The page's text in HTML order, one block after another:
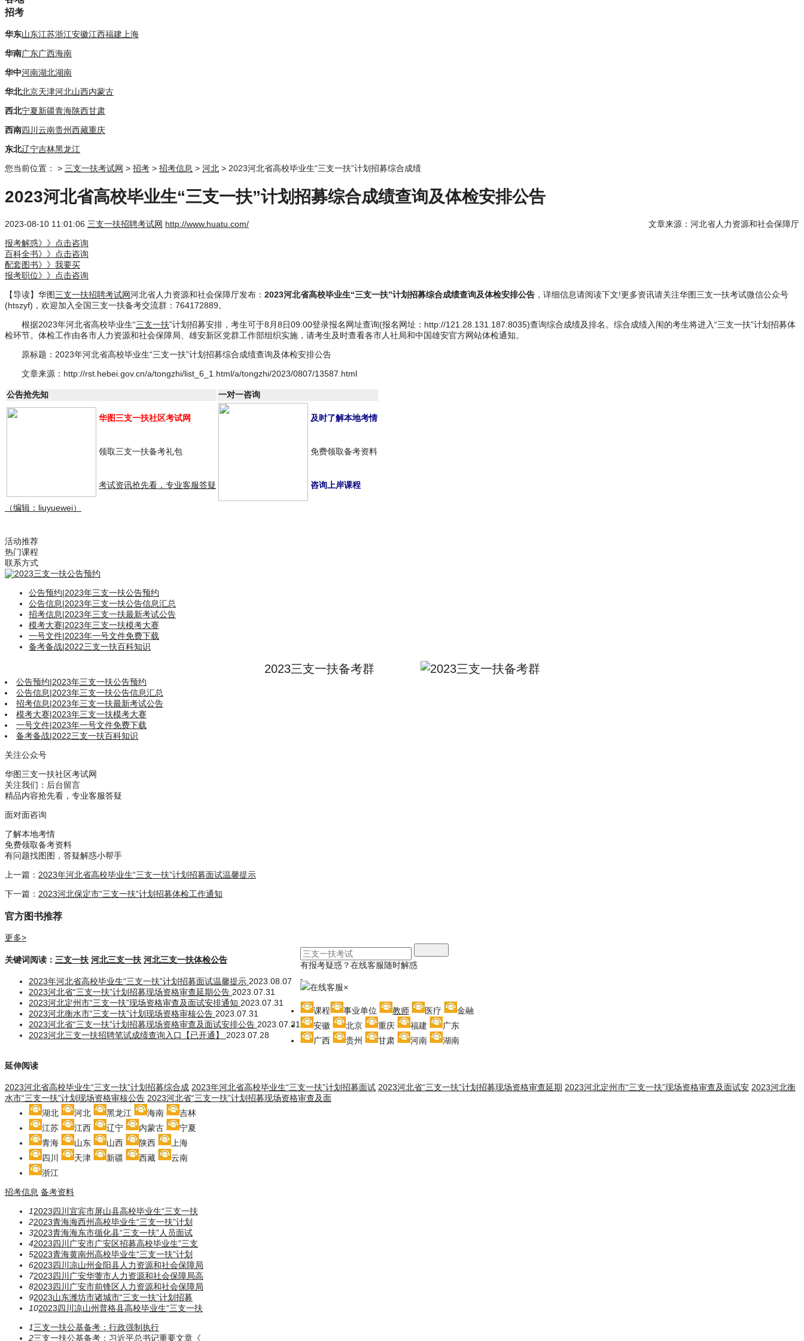
招考
华东山东江苏浙江安徽江西福建 上海
华南广东广西海南
华中河南湖北湖南
华北北京天津河北山西内蒙古
西北宁夏新疆青海陕西甘肃
西南四川 云南贵州西藏重庆
东北辽宁吉林黑龙江
您当前位置：
> 三支一扶考试网 > 招考 > 招考信息 > 河北 > 2023河北省高校毕业生“三支一扶”计划招募综合成绩
2023河北省高校毕业生“三支一扶”计划招募综合成绩查询及体检安排公告
2023-08-10 11:01:06 三支一扶招聘考试网 http://www.huatu.com/
文章来源：河北省人力资源和社会保障厅
报考解惑》》点击咨询
百科全书》》点击咨询
配套图书》》我要买
报考职位》》点击咨询
【导读】华图三支一扶招聘考试网河北省人力资源和社会保障厅发布： 2023河北省高校毕业生“三支一扶”计划招募综合成绩查询及体检安排公告 ，详细信息请阅读下文!更多资讯请关注华图三支一扶考试微信公众号
(htszyf)，欢迎加入全国三支一扶备考交流群：764172889。
根据2023年河北省高校毕业生“三支一扶”计划招募安排，考生可于8月8日09:00登录报名网址查询(报名网址：http://121.28.131.187:8035)查询综合成绩及排名。综合成绩入闱的考生将进入“三支一扶”计划招募体
检环节。体检工作由各市人力资源和社会保障局、雄安新区党群工作部组织实施，请考生及时查看各市人社局和中国雄安官方网站体检通知。
原标题：2023年河北省高校毕业生“三支一扶”计划招募综合成绩查询及体检安排公告
文章来源：http://rst.hebei.gov.cn/a/tongzhi/list_6_1.html/a/tongzhi/2023/0807/13587.html
公告抢先知 一对一咨询
华图三支一扶社区考试网 及时了解本地考情
领取三支一扶备考礼包 免费领取备考资料
考试资讯抢先看，专业客服答疑 咨询上岸课程
（编辑：liuyuewei）
活动推荐
热门课程
联系方式
公告预约|2023年三支一扶公告预约
公告信息|2023年三支一扶公告信息汇总
招考信息|2023年三支一扶最新考试公告
模考大赛|2023年三支一扶模考大赛
一号文件|2023年一号文件免费下载
备考备战|2022三支一扶百科知识
2023三支一扶备考群
公告预约|2023年三支一扶公告预约
公告信息|2023年三支一扶公告信息汇总
招考信息|2023年三支一扶最新考试公告
模考大赛|2023年三支一扶模考大赛
一号文件|2023年一号文件免费下载
备考备战|2022三支一扶百科知识
关注公众号
华图三支一扶社区考试网
关注我们：后台留言
精品内容抢先看，专业客服答疑
面对面咨询
了解本地考情
免费领取备考资料
有问题找图图，答疑解惑小帮手
上一篇： 2023年河北省高校毕业生“三支一扶”计划招募面试温馨提示
下一篇： 2023河北保定市“三支一扶”计划招募体检工作通知
官方图书推荐
更多>
关键词阅读： 三支一扶 河北三支一扶 河北三支一扶体检公告
2023年河北省高校毕业生“三支一扶”计划招募面试温馨提示 2023.08.07
2023河北省“三支一扶”计划招募现场资格审查延期公告 2023.07.31
2023河北定州市“三支一扶”现场资格审查及面试安排通知 2023.07.31
2023河北衡水市“三支一扶”计划现场资格审核公告 2023.07.31
2023河北省“三支一扶”计划招募现场资格审查及面试安排公告 2023.07.31
2023河北三支一扶招聘笔试成绩查询入口【已开通】 2023.07.28
延伸阅读
2023河北省高校毕业生“三支一扶”计划招募综合成 2023年河北省高校毕业生“三支一扶”计划招募面试 2023河北省“三支一扶”计划招募现场资格审查延期 2023河北定州市“三支一扶”现场资格审查及面试安 2023河北衡
水市“三支一扶”计划现场资格审核公告 2023河北省“三支一扶”计划招募现场资格审查及面
有报考疑惑？在线客服随时解惑
在线客服×
课程 事业单位 教师 医疗
金融
安徽
北京 重庆 福建
广东
广西
贵州 甘肃 河南 湖南
湖北 河北 黑龙江 海南
吉林
江苏
江西 辽宁 内蒙古
宁夏
青海
山东 山西 陕西
上海
四川
天津 新疆 西藏
云南
浙江
招考信息 备考资料
12023四川宜宾市屏山县高校毕业生“三支一扶
22023青海海西州高校毕业生“三支一扶”计划
32023青海海东市循化县“三支一扶”人员面试
42023四川广安市广安区招募高校毕业生”三支
52023青海黄南州高校毕业生“三支一扶”计划
62023四川凉山州金阳县人力资源和社会保障局
72023四川广安华蓥市人力资源和社会保障局高
82023四川广安市前锋区人力资源和社会保障局
92023山东潍坊市诸城市“三支一扶”计划招募
102023四川凉山州普格县高校毕业生“三支一扶
1三支一扶公基备考：行政强制执行
2三支一扶公基备考：习近平总书记重要文章《